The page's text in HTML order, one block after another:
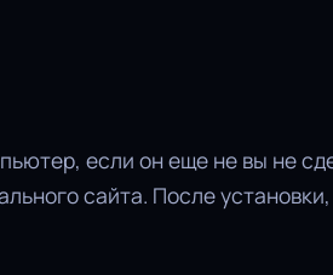
если он еще не вы не
сайта. После установки,